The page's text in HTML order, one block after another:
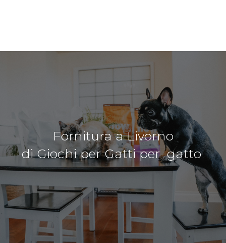
Fornitura a Livorno
di Giochi per Gatti per gatto